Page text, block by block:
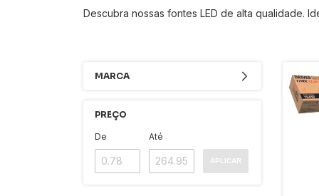
Descubra nossas fontes LED de alta qualidade.
MARCA
PREÇO
De Até
APLICAR